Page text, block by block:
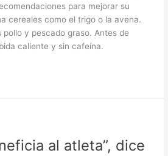
para mejorar su
cereales como el trigo o la avena.
y pescado graso. Antes de
caliente y sin cafeína.
al atleta”, dice